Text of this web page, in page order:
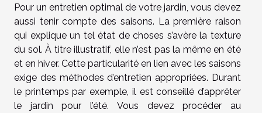
Pour un entretien optimal de votre jardin, vous devez
aussi tenir compte des saisons. La première raison
qui explique un tel état de choses s’avère la texture
du sol. À titre illustratif, elle n’est pas la même en été
et en hiver. Cette particularité en lien avec les saisons
exige des méthodes d’entretien appropriées. Durant
le printemps par exemple, il est conseillé d’apprêter
le jardin pour l’été. Vous devez procéder au